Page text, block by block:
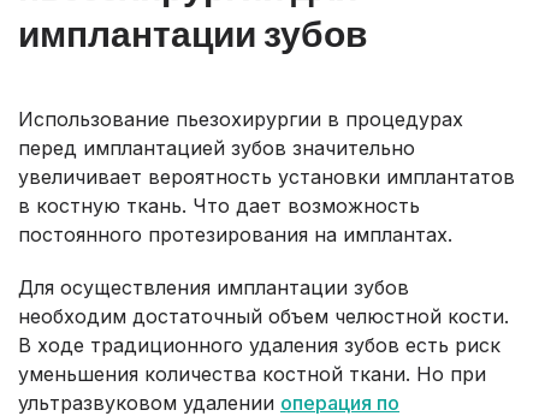
имплантации зубов
Использование пьезохирургии в процедурах
перед имплантацией зубов значительно
увеличивает вероятность установки имплантатов
в костную ткань. Что дает возможность
постоянного протезирования на имплантах.
Для осуществления имплантации зубов
необходим достаточный объем челюстной кости.
В ходе традиционного удаления зубов есть риск
уменьшения количества костной ткани. Но при
ультразвуковом удалении операция по